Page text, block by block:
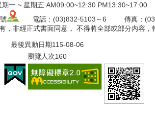
期一 ~ 星期五 AM09:00~12:30 PM13:30~17:00
電話：(03)832-5103～6 傳真：
非經正式書面同意， 不得將全部或部分內容，
最後異動日期115-08-06
瀏覽人次160